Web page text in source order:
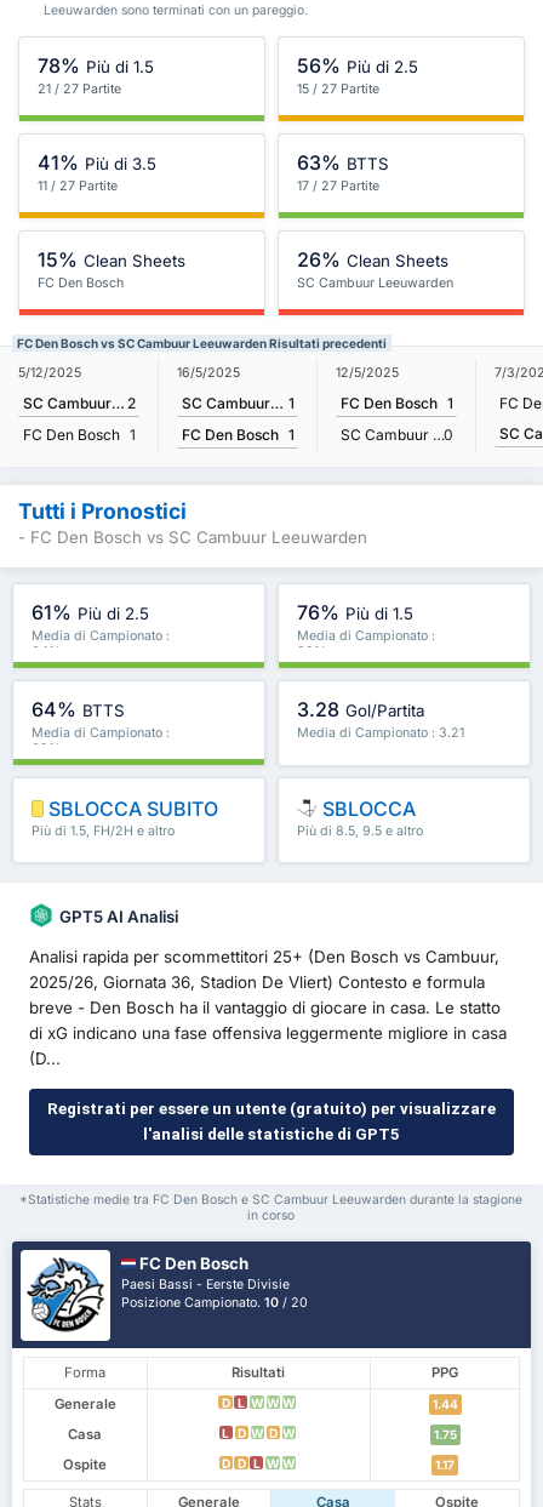
Leeuwarden sono terminati con un pareggio.
78% Più di 1.5
21 / 27 Partite
56% Più di 2.5
15 / 27 Partite
41% Più di 3.5
11 / 27 Partite
63% BTTS
17 / 27 Partite
15% Clean Sheets
FC Den Bosch
26% Clean Sheets
SC Cambuur Leeuwarden
FC Den Bosch vs SC Cambuur Leeuwarden Risultati precedenti
5/12/2025
SC Cambuur Leeuwarden 2
FC Den Bosch 1
16/5/2025
SC Cambuur Leeuwarden 1
FC Den Bosch 1
12/5/2025
FC Den Bosch 1
SC Cambuur Leeuwarden0
7/3/
FC
Tutti i Pronostici
- FC Den Bosch vs SC Cambuur Leeuwarden
61% Più di 2.5
Media di Campionato :
64%
76% Più di 1.5
Media di Campionato :
82%
64% BTTS
Media di Campionato :
62%
3.28 Gol/Partita
Media di Campionato : 3.21
SBLOCCA SUBITO
Più di 1.5, FH/2H e altro
SBLOCCA
Più di 8.5, 9.5 e altro
GPT5 AI Analisi
Analisi rapida per scommettitori 25+ (Den Bosch vs Cambuur,
2025/26, Giornata 36, Stadion De Vliert) Contesto e formula
breve - Den Bosch ha il vantaggio di giocare in casa. Le statto
di xG indicano una fase offensiva leggermente migliore in casa
(D...
Registrati per essere un utente (gratuito) per visualizzare
l'analisi delle statistiche di GPT5
*Statistiche medie tra FC Den Bosch e SC Cambuur Leeuwarden durante la stagione
in corso
FC Den Bosch
Paesi Bassi - Eerste Divisie
Posizione Campionato.10 / 20
Forma Risultati
PPG
Generale
D L W W W 1.44
Casa L D W D W 1.75
Ospite D D L W W 1.17
Stats Generale Casa
Ospite